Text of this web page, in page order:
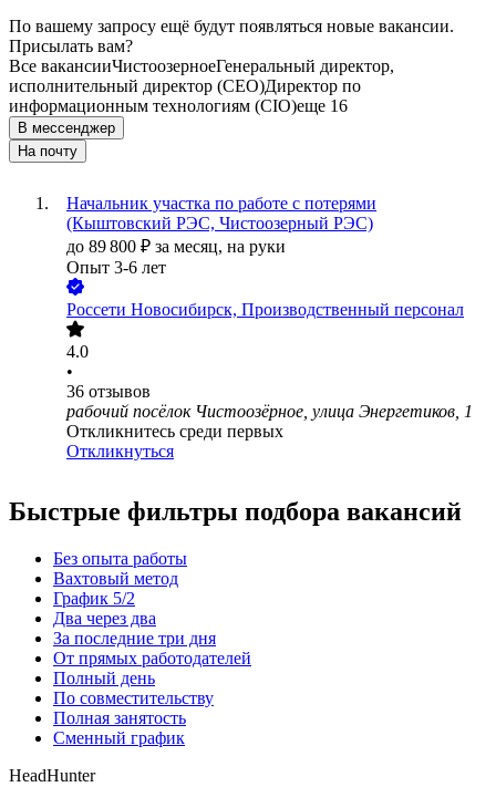
По вашему запросу ещё будут появляться новые вакансии.
Присылать вам?
Все вакансииЧистоозерноеГенеральный директор,
исполнительный директор (CEO)Директор по
информационным технологиям (CIO)еще 16
В мессенджер
На почту
Начальник участка по работе с потерями
(Кыштовский РЭС, Чистоозерный РЭС)
до 89 800 ₽ за месяц, на руки
Опыт 3-6 лет
Россети Новосибирск, Производственный персонал
4.0
•
36 отзывов
рабочий посёлок Чистоозёрное, улица Энергетиков, 1
Откликнитесь среди первых
Откликнуться
Быстрые фильтры подбора вакансий
Без опыта работы
Вахтовый метод
График 5/2
Два через два
За последние три дня
От прямых работодателей
Полный день
По совместительству
Полная занятость
Сменный график
HeadHunter